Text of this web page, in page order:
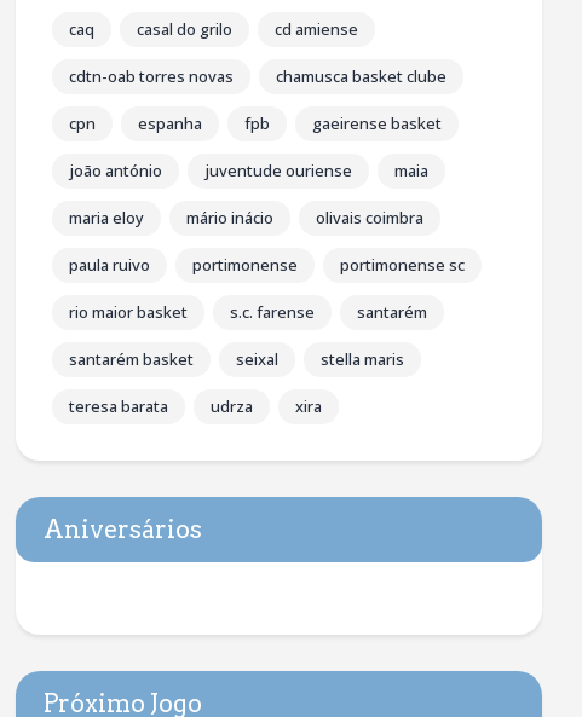
caq casal do grilo cd amiense
cdtn-oab torres novas chamusca basket clube
cpn espanha fpb gaeirense basket
joão antónio juventude ouriense maia
maria eloy mário inácio olivais coimbra
paula ruivo portimonense portimonense sc
rio maior basket s.c. farense santarém
santarém basket seixal stella maris
teresa barata udrza xira
Aniversários
Próximo Jogo